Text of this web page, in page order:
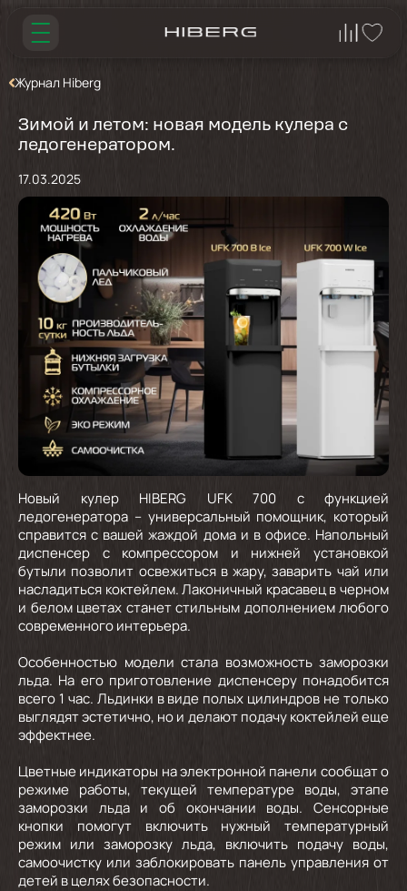
Журнал Hiberg
Зимой и летом: новая модель кулера с
ледогенератором.
17.03.2025
Новый кулер HIBERG UFK 700 с функцией
ледогенератора – универсальный помощник, который
справится с вашей жаждой дома и в офисе. Напольный
диспенсер с компрессором и нижней установкой
бутыли позволит освежиться в жару, заварить чай или
насладиться коктейлем. Лаконичный красавец в черном
и белом цветах станет стильным дополнением любого
современного интерьера.
Особенностью модели стала возможность заморозки
льда. На его приготовление диспенсеру понадобится
всего 1 час. Льдинки в виде полых цилиндров не только
выглядят эстетично, но и делают подачу коктейлей еще
эффектнее.
Цветные индикаторы на электронной панели сообщат о
режиме работы, текущей температуре воды, этапе
заморозки льда и об окончании воды. Сенсорные
кнопки помогут включить нужный температурный
режим или заморозку льда, включить подачу воды,
самоочистку или заблокировать панель управления от
детей в целях безопасности.